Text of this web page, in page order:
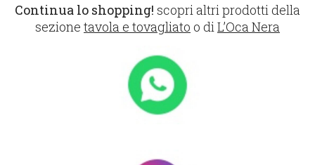
Continua lo shopping! scopri altri prodotti della
sezione tavola e tovagliato o diL’Oca Nera